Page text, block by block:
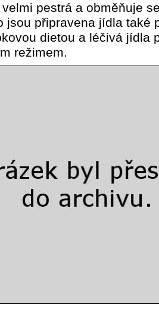
pestrá a obměňuje
jsou připravena jídla také
dietou a léčivá jídla
režimem.